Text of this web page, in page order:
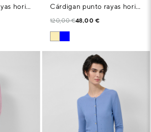
Cárdigan punto rayas horizontales tonos azules Cárdigan punto rayas horizontales tonos cámel
120,00 €48,00 €